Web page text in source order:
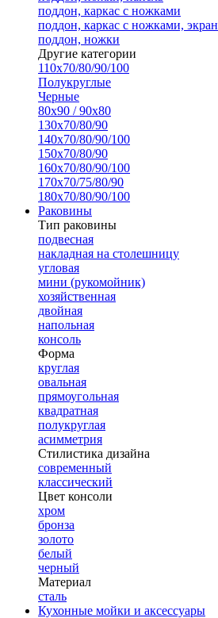
поддон, каркас с ножками
поддон, каркас с ножками, экран
поддон, ножки
Другие категории
110х70/80/90/100
Полукруглые
Черные
80х90 / 90х80
130х70/80/90
140х70/80/90/100
150х70/80/90
160х70/80/90/100
170х70/75/80/90
180х70/80/90/100
Раковины
Тип раковины
подвесная
накладная на столешницу
угловая
мини (рукомойник)
хозяйственная
двойная
напольная
консоль
Форма
круглая
овальная
прямоугольная
квадратная
полукруглая
асимметрия
Стилистика дизайна
современный
классический
Цвет консоли
хром
бронза
золото
белый
черный
Материал
сталь
Кухонные мойки и аксессуары